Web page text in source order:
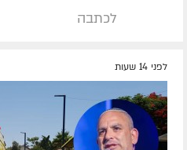
לכתבה
לפני 14 שעות